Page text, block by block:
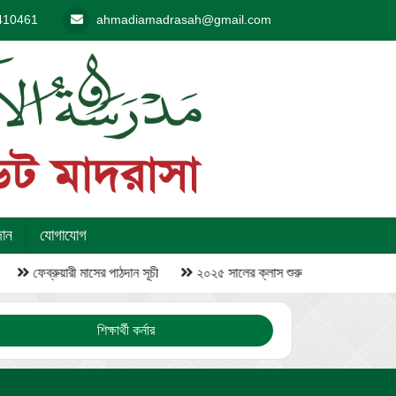
ahmadiamadrasah@gmail.com
যোগাযোগ
ফেব্রুয়ারী মাসের পাঠদান সূচী ২০২৫ সালের ক্লাস শুরু
শিক্ষার্থী কর্নার